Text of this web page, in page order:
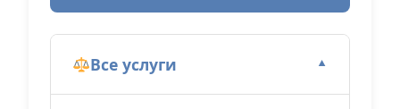
Все услуги ▼